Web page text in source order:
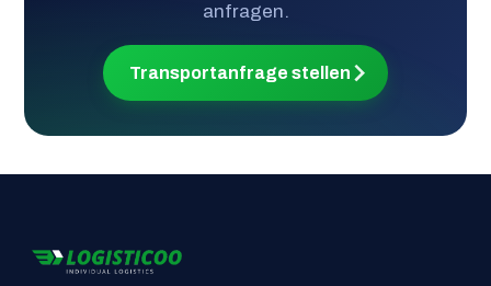
anfragen.
Transportanfrage stellen